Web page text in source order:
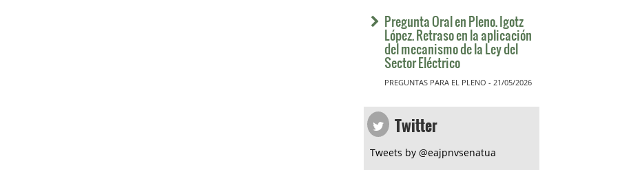
Pregunta Oral en Pleno. Igotz
López. Retraso en la aplicación
del mecanismo de la Ley del
Sector Eléctrico
PREGUNTAS PARA EL PLENO - 21/05/2026
Twitter
Tweets by @eajpnvsenatua